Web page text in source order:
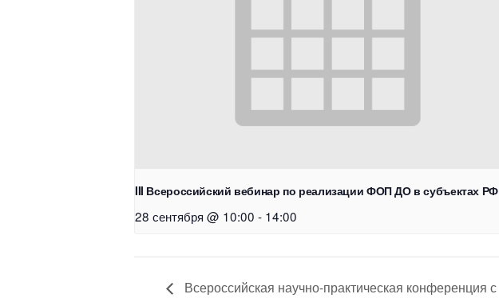
III Всероссийский вебинар по реализации ФОП ДО в субъектах РФ
28 сентября @ 10:00 - 14:00
Всероссийская научно-практическая конференция с